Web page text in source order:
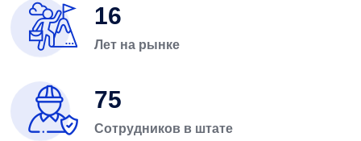
16
Лет на рынке
75
Сотрудников в штате